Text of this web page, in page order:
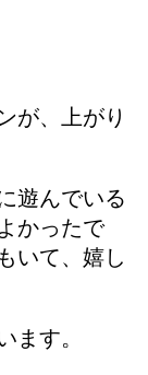
が、上がり
遊んでいる
かったで
いて、嬉し
ます。